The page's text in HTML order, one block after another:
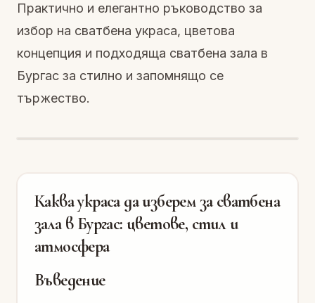
Практично и елегантно ръководство за
избор на сватбена украса, цветова
концепция и подходяща сватбена зала в
Бургас за стилно и запомнящо се
тържество.
Каква украса да изберем за сватбена
зала в Бургас: цветове, стил и
атмосфера
Въведение